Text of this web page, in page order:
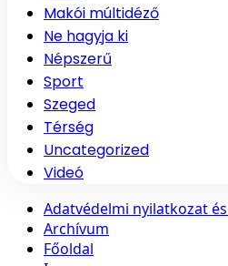
Makói múltidéző
Ne hagyja ki
Népszerű
Sport
Szeged
Térség
Uncategorized
Videó
Adatvédelmi nyilatkozat
Archívum
Főoldal